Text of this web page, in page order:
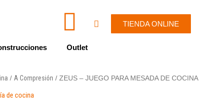
c
o
W
h
a
Cart TIENDA ONLINE
Outlet
/A Compresión / ZEUS – JUEGO PARA MESADA DE COCINA
de cocina